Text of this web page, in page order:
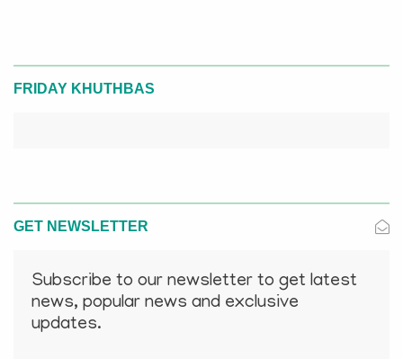
FRIDAY KHUTHBAS
GET NEWSLETTER
Subscribe to our newsletter to get latest
news, popular news and exclusive
updates.